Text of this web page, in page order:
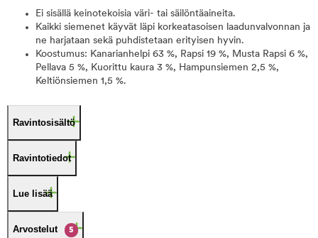
Ei sisällä keinotekoisia väri- tai säilöntäaineita.
Kaikki siemenet käyvät läpi korkeatasoisen laadunvalvonnan ja
ne harjataan sekä puhdistetaan erityisen hyvin.
Koostumus: Kanarianhelpi 63 %, Rapsi 19 %, Musta Rapsi 6 %,
Pellava 5 %, Kuorittu kaura 3 %, Hampunsiemen 2,5 %,
Keltiönsiemen 1,5 %.
Ravintosisältö
Ravintotiedot
Lue lisää
Arvostelut 5